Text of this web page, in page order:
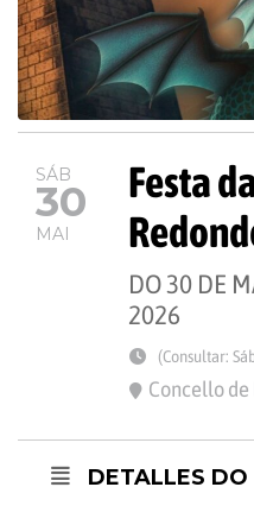
SÁB
30
MAI
Festa
DO 30 DE
2026
(Consultar:
Concello
DETALLES DO